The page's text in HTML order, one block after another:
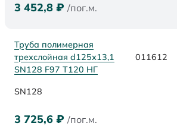
3 452,8 ₽ /пог.м.
Труба полимерная
трехслойная d125х13,1
SN128 F97 Т120 НГ
011612
SN128
3 725,6 ₽ /пог.м.